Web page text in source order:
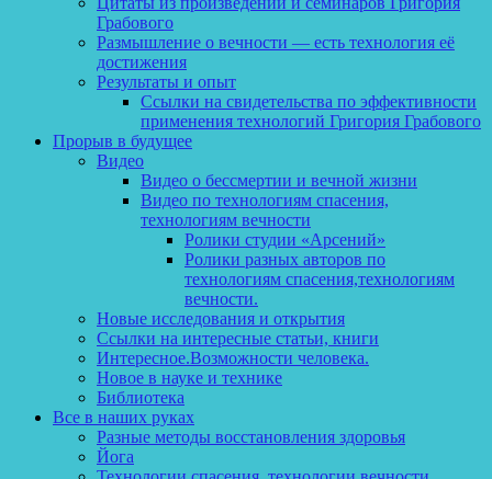
Грабового
Размышление о вечности — есть технология её
достижения
Результаты и опыт
Ссылки на свидетельства по эффективности
применения технологий Григория Грабового
Прорыв в будущее
Видео
Видео о бессмертии и вечной жизни
Видео по технологиям спасения,
технологиям вечности
Ролики студии «Арсений»
Ролики разных авторов по
технологиям спасения,технологиям
вечности.
Новые исследования и открытия
Ссылки на интересные статьи, книги
Интересное.Возможности человека.
Новое в науке и технике
Библиотека
Все в наших руках
Разные методы восстановления здоровья
Йога